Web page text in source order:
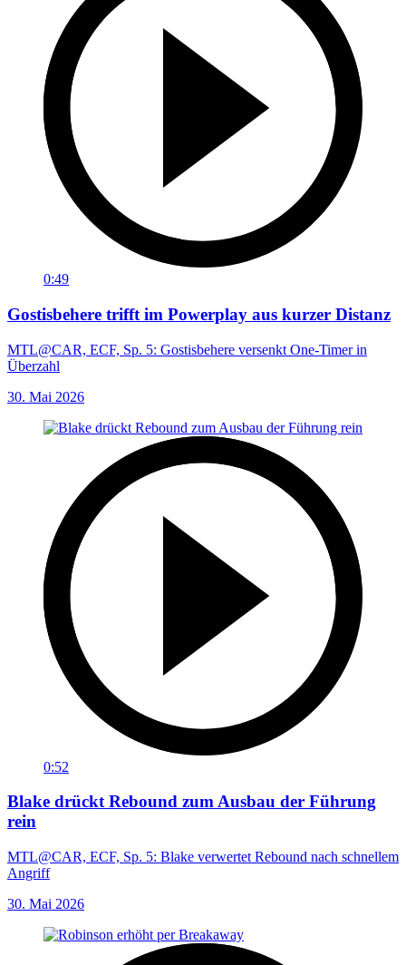
0:49
Gostisbehere trifft im Powerplay aus kurzer Distanz
MTL@CAR, ECF, Sp. 5: Gostisbehere versenkt One-Timer in
Überzahl
30. Mai 2026
0:52
Blake drückt Rebound zum Ausbau der Führung
rein
MTL@CAR, ECF, Sp. 5: Blake verwertet Rebound nach schnellem
Angriff
30. Mai 2026